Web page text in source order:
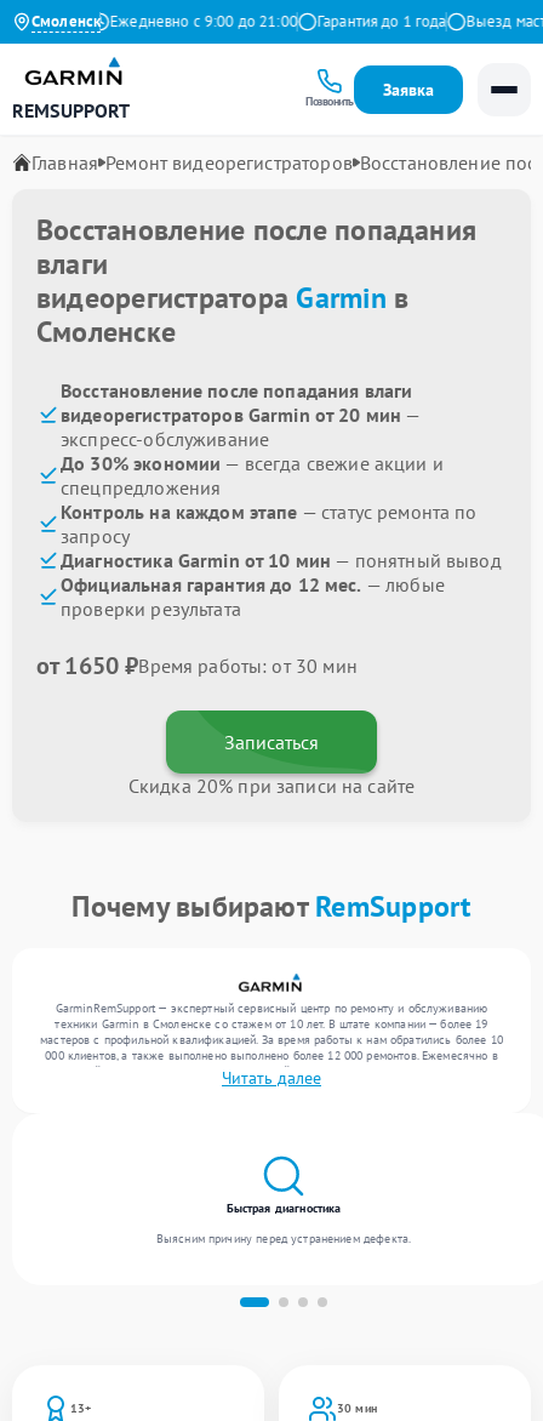
Смоленск
Яндекс Ежедневно с 9:00 до 21:00 Гарантия до 1 года Выезд
REMSUPPORT Позвонить
Заявка
Главная Ремонт видеорегистраторов Восстановление
Восстановление после попадания
влаги
видеорегистратора Garmin в
Смоленске
Восстановление после попадания влаги
видеорегистраторов Garmin от 20 мин —
экспресс-обслуживание
До 30% экономии — всегда свежие акции и
спецпредложения
Контроль на каждом этапе — статус ремонта по
запросу
Диагностика Garmin от 10 мин — понятный вывод
Официальная гарантия до 12 мес. — любые
проверки результата
от 1650 ₽Время работы: от 30 мин
Записаться
Скидка 20% при записи на сайте
Почему выбираютRemSupport
GarminRemSupport — экспертный сервисный центр по ремонту и обслуживанию
техники Garmin в Смоленске со стажем от 10 лет. В штате компании — более 19
мастеров с профильной квалификацией. За время работы к нам обратились более 10
000 клиентов, а также выполнено выполнено более 12 000 ремонтов. Ежемесячно в
сервисный центр поступает более 300 устройств, включая , , . Мы выполняем ремонт
различного уровня сложности и гарантируем высокое качество обслуживания
Читать далее
13+
30 мин
Быстрая диагностика
Выясним причину перед устранением дефекта.